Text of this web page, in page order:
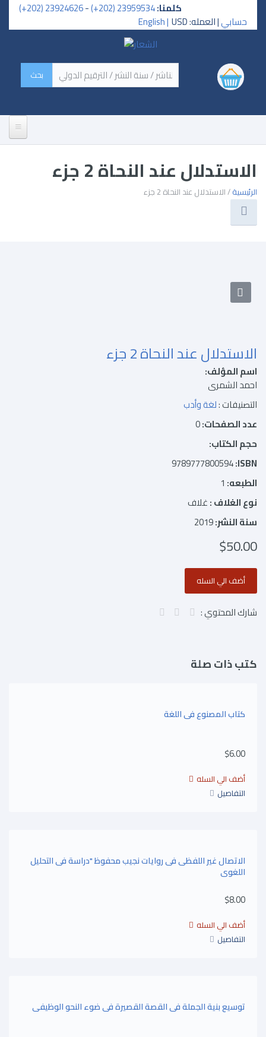
كلمنا:23959534 (202+)
-
23924626 (202+)
حسابي| العمله: USD English |
‏اسم الكتاب / اسم الناشر /
سنة النشر / الترقيم الدولي ‏
إتصل بنا
تحميلات
أخبار
تصنيفات الكتب
الاستدلال عند النحاة 2 جزء
الرئيسية/ الاستدلال عند النحاة 2 جزء
الاستدلال عند النحاة 2 جزء
اسم المؤلف:
احمد الشمرى
التصنيفات :لغة وأدب
عدد الصفحات:0
حجم الكتاب:
ISBN:
9789777800594
الطبعه: 1
نوع الغلاف :غلاف
سنة النشر:2019
$50.00
شارك المحتوي :
كتب ذات صلة
كتاب المصنوع فى اللغة
$6.00
التفاصيل
الاتصال غير اللفظى فى روايات نجيب محفوظ "دراسة فى التحليل
اللغوى
$8.00
التفاصيل
توسيع بنية الجملة فى القصة القصيرة فى ضوء النحو الوظيفى